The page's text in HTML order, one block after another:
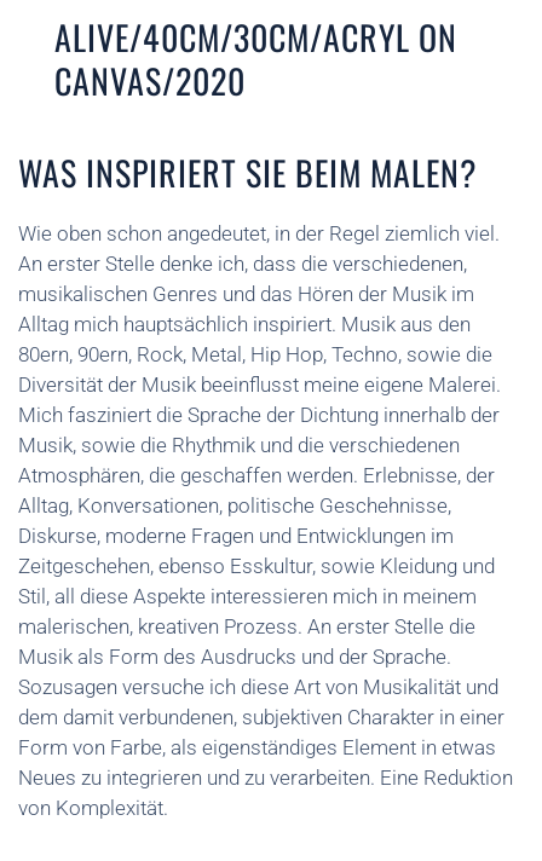
ALIVE/40CM/30CM/ACRYL ON
CANVAS/2020
WAS INSPIRIERT SIE BEIM MALEN?
Wie oben schon angedeutet, in der Regel ziemlich viel.
An erster Stelle denke ich, dass die verschiedenen,
musikalischen Genres und das Hören der Musik im
Alltag mich hauptsächlich inspiriert. Musik aus den
80ern, 90ern, Rock, Metal, Hip Hop, Techno, sowie die
Diversität der Musik beeinflusst meine eigene Malerei.
Mich fasziniert die Sprache der Dichtung innerhalb der
Musik, sowie die Rhythmik und die verschiedenen
Atmosphären, die geschaffen werden. Erlebnisse, der
Alltag, Konversationen, politische Geschehnisse,
Diskurse, moderne Fragen und Entwicklungen im
Zeitgeschehen, ebenso Esskultur, sowie Kleidung und
Stil, all diese Aspekte interessieren mich in meinem
malerischen, kreativen Prozess. An erster Stelle die
Musik als Form des Ausdrucks und der Sprache.
Sozusagen versuche ich diese Art von Musikalität und
dem damit verbundenen, subjektiven Charakter in einer
Form von Farbe, als eigenständiges Element in etwas
Neues zu integrieren und zu verarbeiten. Eine Reduktion
von Komplexität.